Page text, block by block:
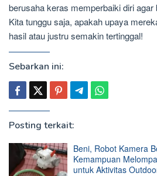
berusaha keras memperbaiki diri agar
Kita tunggu saja, apakah upaya
hasil atau justru semakin tertinggal!
Sebarkan ini:
Posting terkait:
Beni, Robot Kamera
Kemampuan
untuk Aktivitas